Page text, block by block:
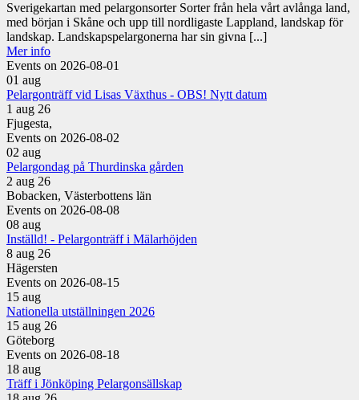
Sverigekartan med pelargonsorter Sorter från hela vårt avlånga land,
med början i Skåne och upp till nordligaste Lappland, landskap för
landskap. Landskapspelargonerna har sin givna [...]
Mer info
Events on 2026-08-01
01 aug
Pelargonträff vid Lisas Växthus - OBS! Nytt datum
1 aug 26
Fjugesta,
Events on 2026-08-02
02 aug
Pelargondag på Thurdinska gården
2 aug 26
Bobacken, Västerbottens län
Events on 2026-08-08
08 aug
Inställd! - Pelargonträff i Mälarhöjden
8 aug 26
Hägersten
Events on 2026-08-15
15 aug
Nationella utställningen 2026
15 aug 26
Göteborg
Events on 2026-08-18
18 aug
Träff i Jönköping Pelargonsällskap